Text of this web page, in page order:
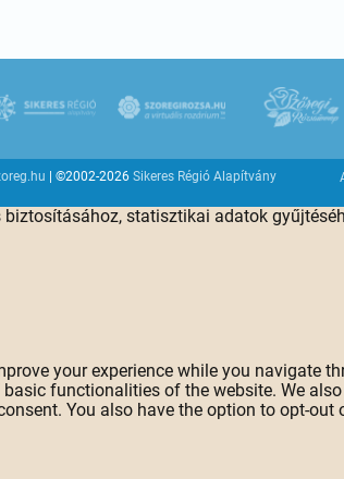
| ©2002-2026 Sikeres Régió Alapítvány
statisztikai adatok
your experience while you navigate
functionalities of the website. We
You also have the option to opt-